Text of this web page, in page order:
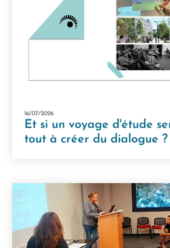
Et si un voyage d'étude
tout à créer du dialogue ?
16/07/2026